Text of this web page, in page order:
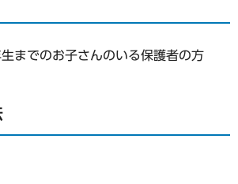
までのお子さんのいる保護者の方